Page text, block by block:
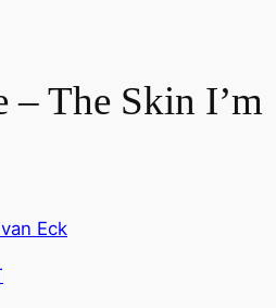
– The Skin I’m
Eck